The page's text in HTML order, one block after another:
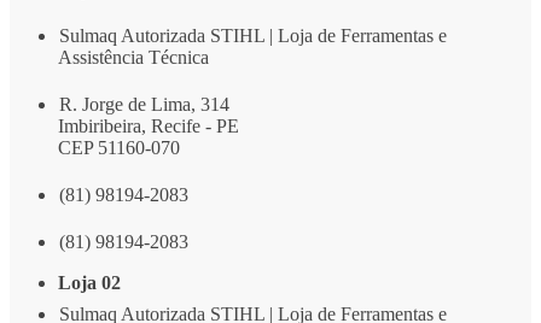
Sulmaq Autorizada STIHL | Loja de Ferramentas e
Assistência Técnica
R. Jorge de Lima, 314
Imbiribeira, Recife - PE
CEP 51160-070
(81) 98194-2083
(81) 98194-2083
Loja 02
Sulmaq Autorizada STIHL | Loja de Ferramentas e